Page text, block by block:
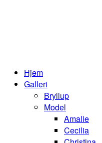
Hjem
Galleri
Bryllup
Model
Amalie
Cecilia